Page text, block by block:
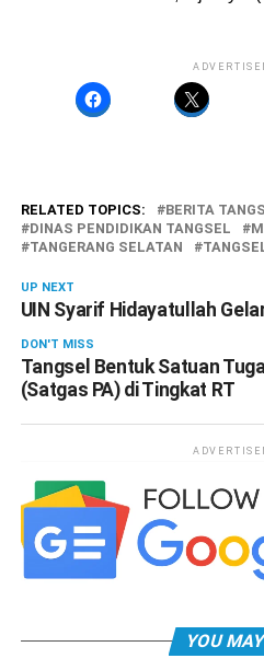
RELATED TOPICS:
BERITA
DINAS PENDIDIKAN TANGSEL
TANGERANG SELATAN
UP NEXT
UIN Syarif Hidayatullah
DON'T MISS
Tangsel Bentuk Satuan
(Satgas PA) di Tingkat RT
YOU